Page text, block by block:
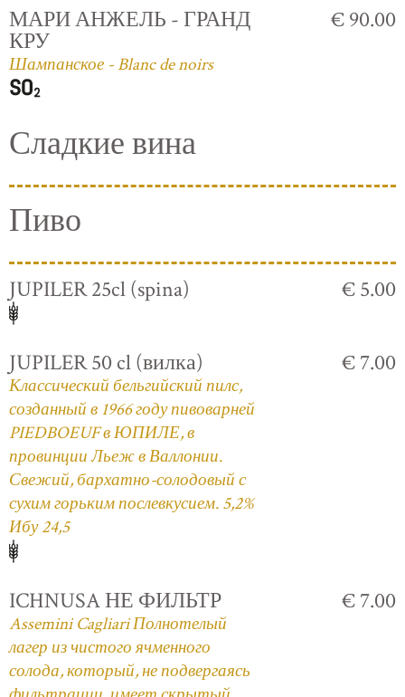
МАРИ АНЖЕЛЬ - ГРАНД
КРУ
Шампанское - Blanc de noirs
€ 90.00
Сладкие вина
Пиво
JUPILER 25cl (spina) € 5.00
JUPILER 50 cl (вилка)
Классический бельгийский пилс,
созданный в 1966 году пивоварней
PIEDBOEUF в ЮПИЛЕ, в
провинции Льеж в Валлонии.
Свежий, бархатно-солодовый с
сухим горьким послевкусием. 5,2%
Ибу 24,5
€ 7.00
ICHNUSA НЕ ФИЛЬТР
Assemini Cagliari Полнотелый
лагер из чистого ячменного
солода, который, не подвергаясь
€ 7.00